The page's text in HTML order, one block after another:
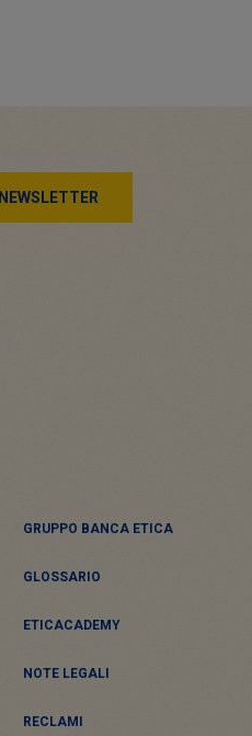
NEWSLETTER
GRUPPO BANCA ETICA
GLOSSARIO
ETICACADEMY
NOTE LEGALI
RECLAMI